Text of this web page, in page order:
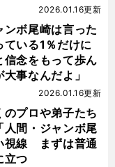
ンボ尾崎は言った
ている1％だけに
信念をもって歩ん
事なんだよ」
2026.01.16更新
のプロや弟子たち
人間・ジャンボ尾
視線 まずは普通
立つ
2026.01.16更新